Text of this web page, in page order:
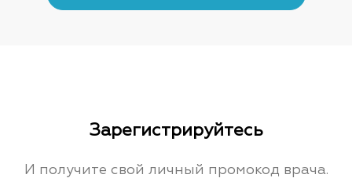
Зарегистрируйтесь
И получите свой личный промокод врача.